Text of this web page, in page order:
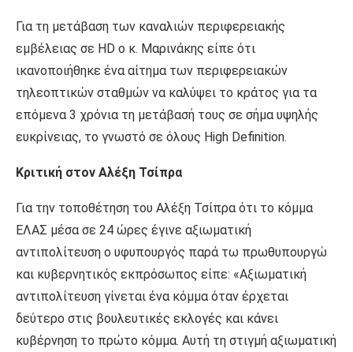
Για τη μετάβαση των καναλιών περιφερειακής
εμβέλειας σε HD ο κ. Μαρινάκης είπε ότι
ικανοποιήθηκε ένα αίτημα των περιφερειακών
τηλεοπτικών σταθμών να καλύψει το κράτος για τα
επόμενα 3 χρόνια τη μετάβασή τους σε σήμα υψηλής
ευκρίνειας, το γνωστό σε όλους High Definition.
Κριτική στον Αλέξη Τσίπρα
Για την τοποθέτηση του Αλέξη Τσίπρα ότι το κόμμα
ΕΛΑΣ μέσα σε 24 ώρες έγινε αξιωματική
αντιπολίτευση ο υφυπουργός παρά τω πρωθυπουργώ
και κυβερνητικός εκπρόσωπος είπε: «Αξιωματική
αντιπολίτευση γίνεται ένα κόμμα όταν έρχεται
δεύτερο στις βουλευτικές εκλογές και κάνει
κυβέρνηση το πρώτο κόμμα. Αυτή τη στιγμή αξιωματική